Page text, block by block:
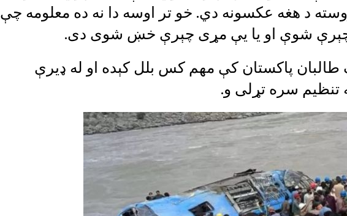
د هغه عکسونه دي. خو تر اوسه دا نه ده معلومه چې
چېرې شوې او یا یې مړی چېرې خښ شوی دی.
پاکستان کې مهم کس بلل کېده او له ډیرې
تنظیم سره تړلی و.